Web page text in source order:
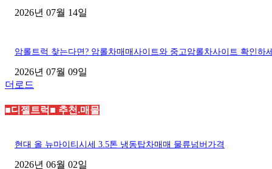
2026년 07월 14일
암롤트럭 찾는다면? 암롤차매매사이트와 중고암롤차사이트 확인하
2026년 07월 09일
더로드
■디젤트럭■ 추천.매물
현대 올 뉴마이티시세 3.5톤 냉동탑차매매 물류넘버가격
2026년 06월 02일